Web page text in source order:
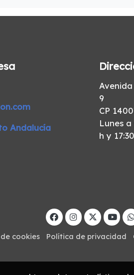
Andalucía
9
CP
Lunes a
h y
cookies Política de privacidad